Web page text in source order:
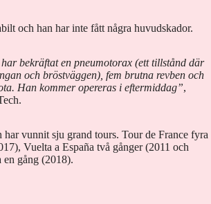
och han har inte fått några huvudskador.
bekräftat en pneumotorax (ett tillstånd där
och bröstväggen), fem brutna revben och
Han kommer opereras i eftermiddag”,
har vunnit sju grand tours. Tour de France fyra
Vuelta a España två gånger (2011 och
en gång (2018).